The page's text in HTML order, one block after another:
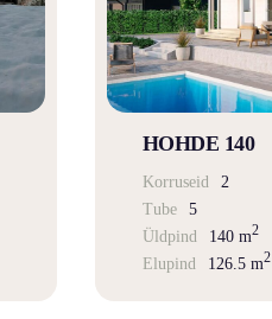
HOHDE 140
Korruseid
2
Tube
5
Üldpind
140 m2
Elupind 126.5 m2